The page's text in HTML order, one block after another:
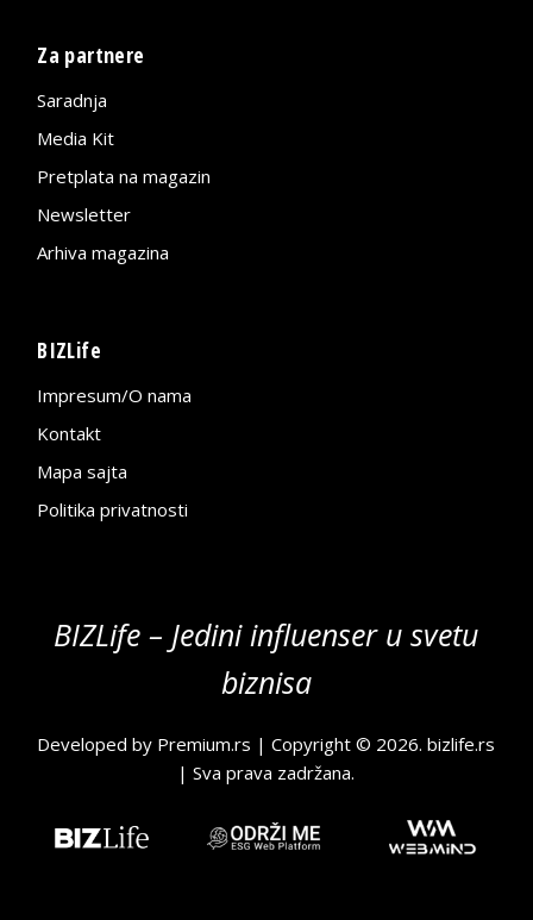
Za partnere
Saradnja
Media Kit
Pretplata na magazin
Newsletter
Arhiva magazina
BIZLife
Impresum/O nama
Kontakt
Mapa sajta
Politika privatnosti
BIZLife – Jedini influenser u svetu
biznisa
Developed by Premium.rs | Copyright © 2026.bizlife.rs
| Sva prava zadržana.